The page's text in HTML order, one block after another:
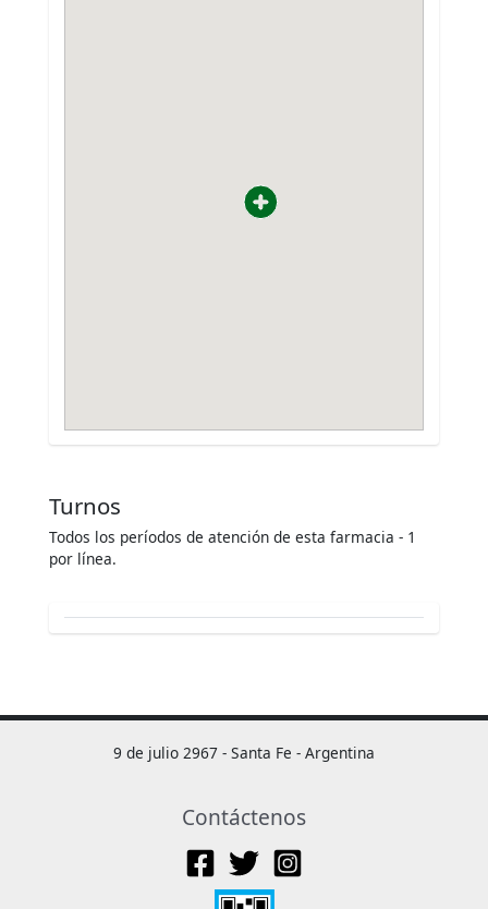
Turnos
Todos los períodos de atención de esta farmacia - 1
por línea.
9 de julio 2967 - Santa Fe - Argentina
Contáctenos